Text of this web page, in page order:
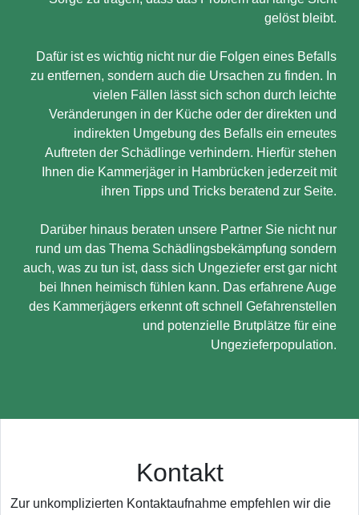
gelöst bleibt.
Dafür ist es wichtig nicht nur die Folgen eines Befalls
zu entfernen, sondern auch die Ursachen zu finden. In
vielen Fällen lässt sich schon durch leichte
Veränderungen in der Küche oder der direkten und
indirekten Umgebung des Befalls ein erneutes
Auftreten der Schädlinge verhindern. Hierfür stehen
Ihnen die Kammerjäger in Hambrücken jederzeit mit
ihren Tipps und Tricks beratend zur Seite.
Darüber hinaus beraten unsere Partner Sie nicht nur
rund um das Thema Schädlingsbekämpfung sondern
auch, was zu tun ist, dass sich Ungeziefer erst gar nicht
bei Ihnen heimisch fühlen kann. Das erfahrene Auge
des Kammerjägers erkennt oft schnell Gefahrenstellen
und potenzielle Brutplätze für eine
Ungezieferpopulation.
Kontakt
Zur unkomplizierten Kontaktaufnahme empfehlen wir die